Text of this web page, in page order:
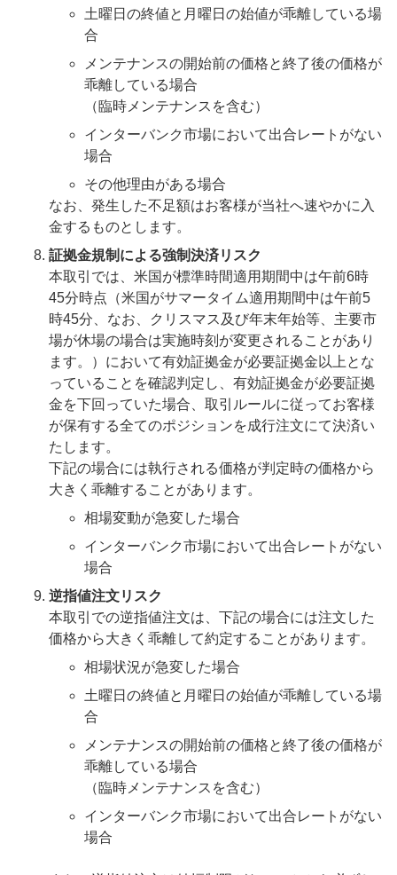
土曜日の終値と月曜日の始値が乖離している場
合
メンテナンスの開始前の価格と終了後の価格が
乖離している場合
（臨時メンテナンスを含む）
インターバンク市場において出合レートがない
場合
その他理由がある場合
なお、発生した不足額はお客様が当社へ速やかに入
金するものとします。
証拠金規制による強制決済リスク
本取引では、米国が標準時間適用期間中は午前6時
45分時点（米国がサマータイム適用期間中は午前5
時45分、なお、クリスマス及び年末年始等、主要市
場が休場の場合は実施時刻が変更されることがあり
ます。）において有効証拠金が必要証拠金以上とな
っていることを確認判定し、有効証拠金が必要証拠
金を下回っていた場合、取引ルールに従ってお客様
が保有する全てのポジションを成行注文にて決済い
たします。
下記の場合には執行される価格が判定時の価格から
大きく乖離することがあります。
相場変動が急変した場合
インターバンク市場において出合レートがない
場合
逆指値注文リスク
本取引での逆指値注文は、下記の場合には注文した
価格から大きく乖離して約定することがあります。
相場状況が急変した場合
土曜日の終値と月曜日の始値が乖離している場
合
メンテナンスの開始前の価格と終了後の価格が
乖離している場合
（臨時メンテナンスを含む）
インターバンク市場において出合レートがない
場合